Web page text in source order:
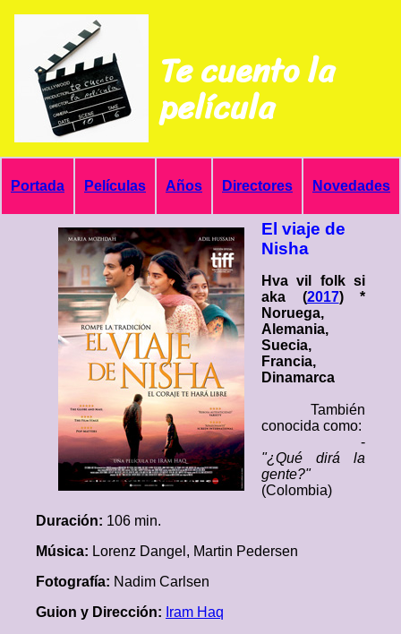
Te cuento la
película
Portada Películas Años Directores Novedades
El viaje de
Nisha
Hva vil folk si
aka (2017) *
Noruega,
Alemania,
Suecia,
Francia,
Dinamarca
También
conocida como:
-
"¿Qué dirá la
gente?"
(Colombia)
Duración: 106 min.
Música: Lorenz Dangel, Martin Pedersen
Fotografía: Nadim Carlsen
Guion y Dirección: Iram Haq